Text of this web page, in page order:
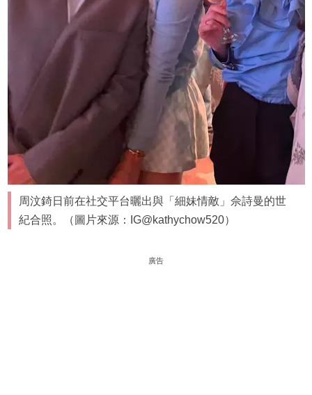
周汶錡日前在社交平台曬出與「細妹情敵」佘詩曼的世
紀合照。（圖片來源：IG@kathychow520）
廣告